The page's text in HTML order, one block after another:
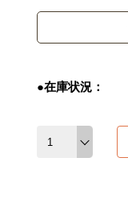
●在庫状況：